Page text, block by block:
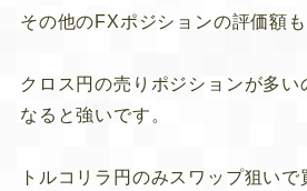
その他のFXポジションの評価額
クロス円の売りポジションが多い
なると強いです。
トルコリラ円のみスワップ狙い